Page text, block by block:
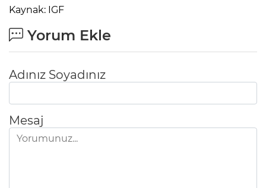
Kaynak: IGF
Yorum Ekle
Adınız Soyadınız
Mesaj